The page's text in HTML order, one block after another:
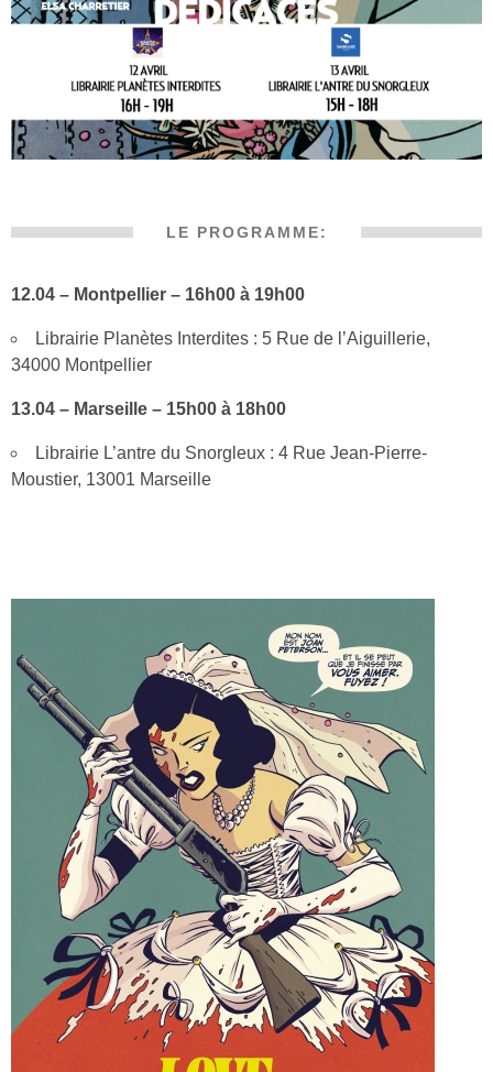
LE PROGRAMME:
12.04 – Montpellier – 16h00 à 19h00
Librairie Planètes Interdites : 5 Rue de l’Aiguillerie,
34000 Montpellier
13.04 – Marseille – 15h00 à 18h00
Librairie L’antre du Snorgleux : 4 Rue Jean-Pierre-
Moustier, 13001 Marseille